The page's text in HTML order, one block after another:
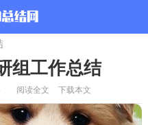
组工作总结
阅读全文 下载本文